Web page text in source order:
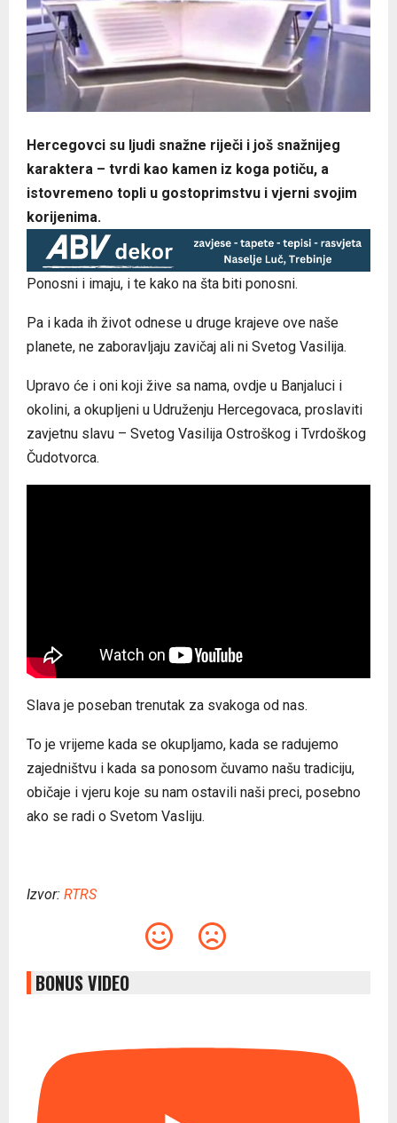
Hercegovci su ljudi snažne riječi i još snažnijeg
karaktera – tvrdi kao kamen iz koga potiču, a
istovremeno topli u gostoprimstvu i vjerni svojim
korijenima.
Ponosni i imaju, i te kako na šta biti ponosni.
Pa i kada ih život odnese u druge krajeve ove naše
planete, ne zaboravljaju zavičaj ali ni Svetog Vasilija.
Upravo će i oni koji žive sa nama, ovdje u Banjaluci i
okolini, a okupljeni u Udruženju Hercegovaca, proslaviti
zavjetnu slavu – Svetog Vasilija Ostroškog i Tvrdoškog
Čudotvorca.
Slava je poseban trenutak za svakoga od nas.
To je vrijeme kada se okupljamo, kada se radujemo
zajedništvu i kada sa ponosom čuvamo našu tradiciju,
običaje i vjeru koje su nam ostavili naši preci, posebno
ako se radi o Svetom Vasliju.
Izvor: RTRS
BONUS VIDEO